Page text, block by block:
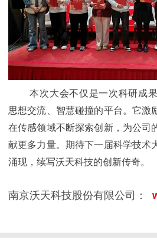
本次大会不仅是一次科研成
思想交流、智慧碰撞的平台。它激
在传感领域不断探索创新，为公司
献更多力量。期待下一届科学技术
涌现，续写沃天科技的创新传奇。
南京沃天科技股份有限公司：